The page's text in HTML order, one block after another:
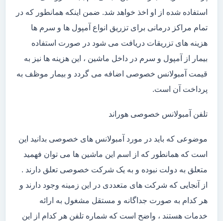
استفاده شده از او اخذ خواهد شد. ضمن اینکه همانطور که در
تمام مراکز درمانی برای تزریق انواع آمپول ها و سرم ها
هزینه های تزریقات دریافت می شود در صورت استفاده
بیمار از آمپول و سرم در داخل ماشین ، این هزینه ها نیز به
قیمت آمبولانس خصوصی اضافه می گردد و بیمار موظف به
پرداخت آن است.
تلفن آمبولانس خصوصی هوراند
موضوعی که باید در مورد آمبولانس های خصوصی بدانید این
است که همانطور که از اسم این ماشین ها می توان فهمید
متعلق به دولت نبوده و به یک شرکت خصوصی تعلق دارند .
از آنجایی که شرکت های متعددی در این زمینه وجود دارند و
هر کدام به صورت جداگانه و مستقل مشغول به ارائه
خدمات هستند ، واضح است که شماره تلفن هر کدام از این